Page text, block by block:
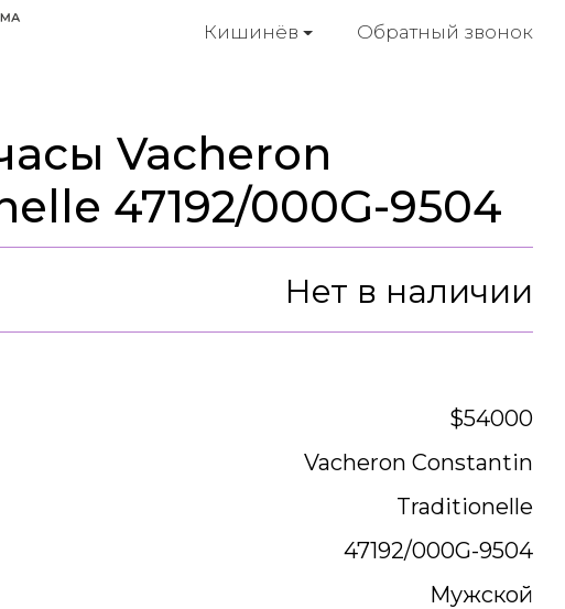
Кишинёв Обратный звонок
Vacheron
47192/000G-9504
Нет в наличии
$54000
Vacheron Constantin
Traditionelle
47192/000G-9504
Мужской